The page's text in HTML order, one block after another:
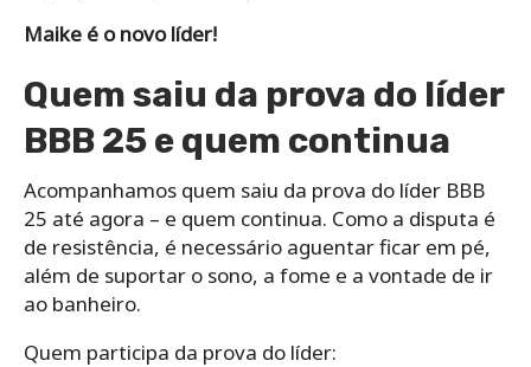
Maike é o novo líder!
Quem saiu da prova do líder
BBB 25 e quem continua
Acompanhamos quem saiu da prova do líder BBB
25 até agora – e quem continua. Como a disputa é
de resistência, é necessário aguentar ficar em pé,
além de suportar o sono, a fome e a vontade de ir
ao banheiro.
Quem participa da prova do líder: